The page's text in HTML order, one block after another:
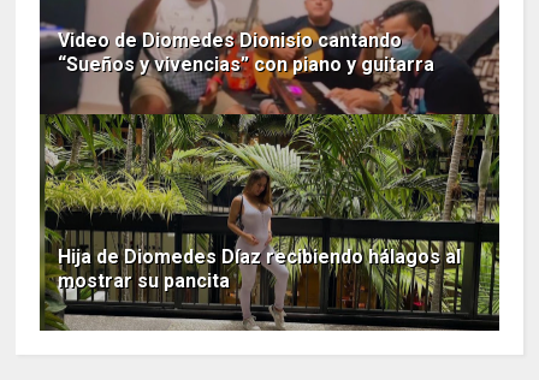
Video de Diomedes Dionisio cantando
“Sueños y vivencias” con piano y guitarra
Hija de Diomedes Díaz recibiendo hálagos al
mostrar su pancita